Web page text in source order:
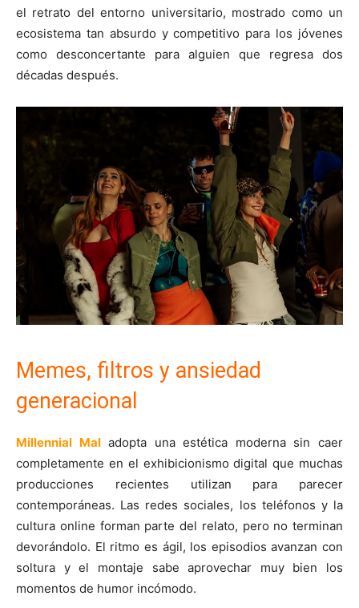
el retrato del entorno universitario, mostrado como un
ecosistema tan absurdo y competitivo para los jóvenes
como desconcertante para alguien que regresa dos
décadas después.
Memes, filtros y ansiedad
generacional
Millennial Maladopta una estética moderna sin caer
completamente en el exhibicionismo digital que muchas
producciones recientes utilizan para parecer
contemporáneas. Las redes sociales, los teléfonos y la
cultura online forman parte del relato, pero no terminan
devorándolo. El ritmo es ágil, los episodios avanzan con
soltura y el montaje sabe aprovechar muy bien los
momentos de humor incómodo.